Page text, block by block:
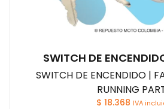
SWITCH DE
SWITCH DE ENCENDIDO |
RUNNING
$ 18.368 IVA